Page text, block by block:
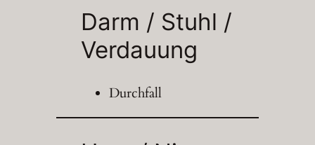
Darm / Stuhl /
Verdauung
Durchfall